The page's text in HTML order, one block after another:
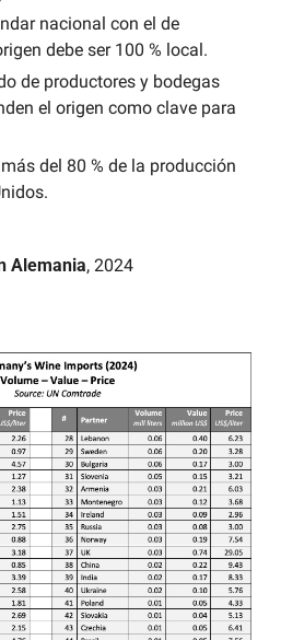
nacional con el de
debe ser 100 % local.
de productores y bodegas
el origen como clave para
del 80 % de la producción
Alemania, 2024